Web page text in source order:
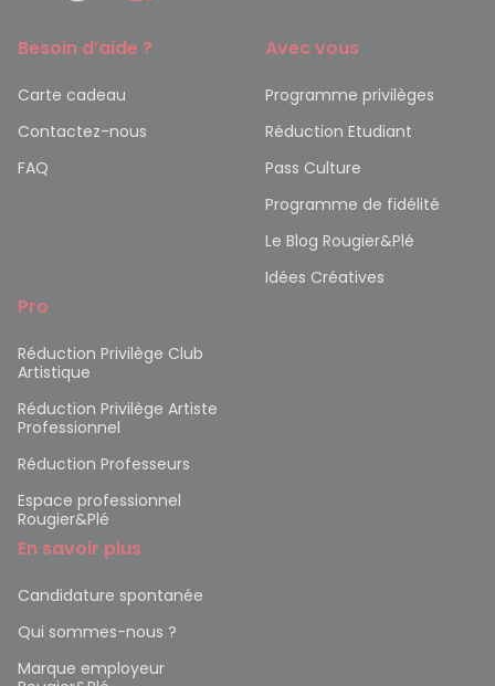
Besoin d’aide ?
Carte cadeau
Contactez-nous
FAQ
Avec vous
Programme privilèges
Réduction Etudiant
Pass Culture
Programme de fidélité
Le Blog Rougier&Plé
Idées Créatives
Pro
Réduction Privilège Club
Artistique
Réduction Privilège Artiste
Professionnel
Réduction Professeurs
Espace professionnel
Rougier&Plé
En savoir plus
Candidature spontanée
Qui sommes-nous ?
Marque employeur